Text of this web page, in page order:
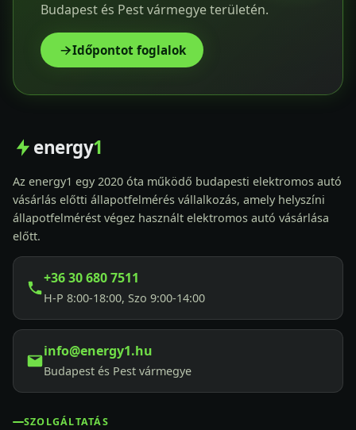
Budapest és Pest vármegye területén.
Időpontot foglalok
energy1
Az energy1 egy 2020 óta működő budapesti elektromos autó
vásárlás előtti állapotfelmérés vállalkozás, amely helyszíni
állapotfelmérést végez használt elektromos autó vásárlása
előtt.
+36 30 680 7511
H-P 8:00-18:00, Szo 9:00-14:00
info@energy1.hu
Budapest és Pest vármegye
SZOLGÁLTATÁS